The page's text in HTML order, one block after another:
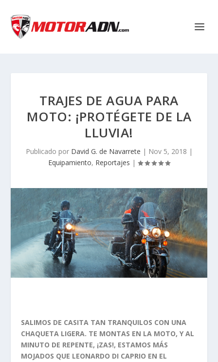
TRAJES DE AGUA PARA
MOTO: ¡PROTÉGETE DE LA
LLUVIA!
Publicado por David G. de Navarrete | Nov 5, 2018 |
Equipamiento, Reportajes |
SALIMOS DE CASITA TAN TRANQUILOS CON UNA
CHAQUETA LIGERA. TE MONTAS EN LA MOTO, Y AL
MINUTO DE REPENTE, ¡ZAS!, ESTAMOS MÁS
MOJADOS QUE LEONARDO DI CAPRIO EN EL